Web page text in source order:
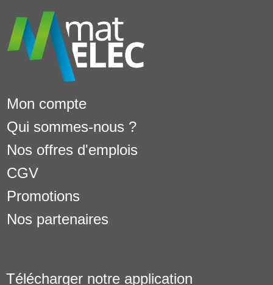
Mon compte
Qui sommes-nous ?
Nos offres d'emplois
CGV
Promotions
Nos partenaires
Télécharger notre application